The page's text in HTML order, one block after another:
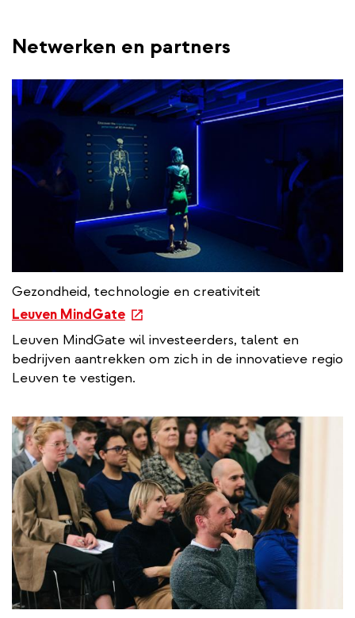
Netwerken en partners
Gezondheid, technologie en creativiteit
Leuven MindGate
e
x
t
e
a
l
l
i
n
k
Leuven MindGate wil investeerders, talent en
bedrijven aantrekken om zich in de innovatieve regio
Leuven te vestigen.